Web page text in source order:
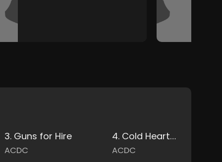
3. Guns for Hire
ACDC
4. Cold Hearted Man
ACDC